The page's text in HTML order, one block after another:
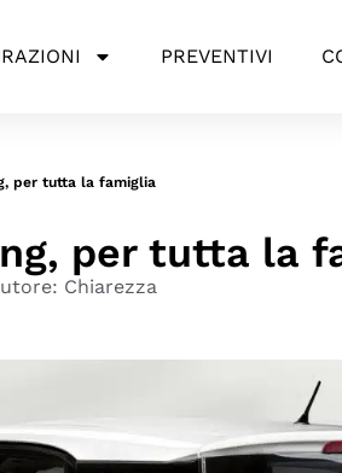
PREVENTIVI
per tutta la famiglia
per tutta la
Chiarezza